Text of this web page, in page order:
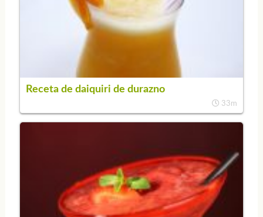
Receta de daiquiri de durazno
33m